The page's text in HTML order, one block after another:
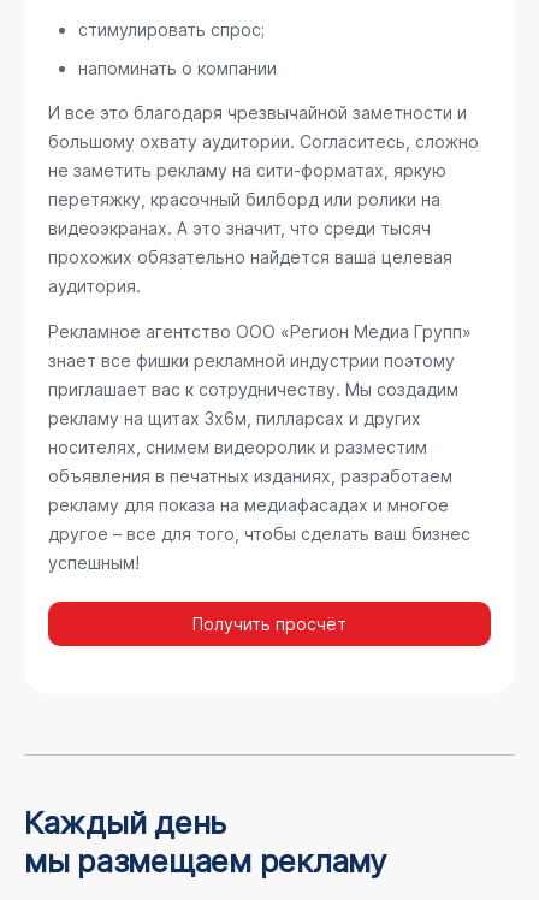
стимулировать спрос;
напоминать о компании
И все это благодаря чрезвычайной заметности и
большому охвату аудитории. Согласитесь, сложно
не заметить рекламу на сити-форматах, яркую
перетяжку, красочный билборд или ролики на
видеоэкранах. А это значит, что среди тысяч
прохожих обязательно найдется ваша целевая
аудитория.
Рекламное агентство ООО «Регион Медиа Групп»
знает все фишки рекламной индустрии поэтому
приглашает вас к сотрудничеству. Мы создадим
рекламу на щитах 3х6м, пилларсах и других
носителях, снимем видеоролик и разместим
объявления в печатных изданиях, разработаем
рекламу для показа на медиафасадах и многое
другое – все для того, чтобы сделать ваш бизнес
успешным!
Получить просчёт
Каждый день
мы размещаем рекламу